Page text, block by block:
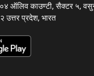
ऑलिव काउण्टी, सैक्टर ५,
उत्तर प्रदेश, भारत